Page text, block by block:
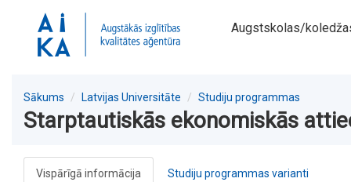
Augstskolas/
Sākums Latvijas Universitāte Studiju programmas
Starptautiskās ekonomiskās
Vispārīgā informācija Studiju programmas varianti